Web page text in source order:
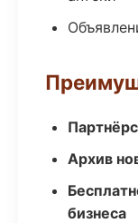
Архив
бизнеса